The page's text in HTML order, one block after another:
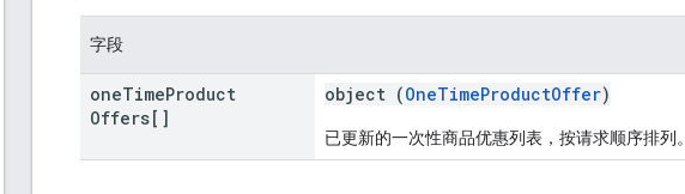
字段
oneTimeProduct
Offers[]
object (OneTimeProductOffer)
已更新的一次性商品优惠列表，按请求顺序排列。